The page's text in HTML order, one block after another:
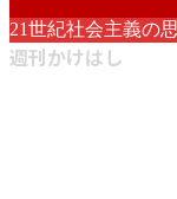
21世紀社会主義の
週刊かけはし